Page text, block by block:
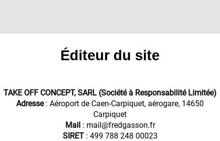
Éditeur du site
TAKE OFF CONCEPT, SARL (Société à Responsabilité Limitée)
Adresse: Aéroport de Caen-Carpiquet, aérogare, 14650
Carpiquet
Mail : mail@fredgasson.fr
SIRET: 499 788 248 00023